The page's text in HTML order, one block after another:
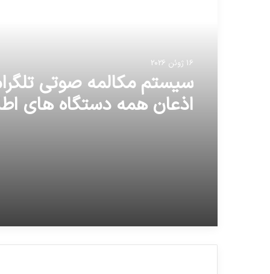
16 ژوئن 2026
سیستم مکالمه صوتی
اذعان همه دستگاه های